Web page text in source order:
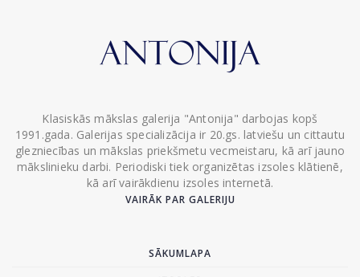
Klasiskās mākslas galerija "Antonija" darbojas kopš
1991.gada. Galerijas specializācija ir 20.gs. latviešu un cittautu
glezniecības un mākslas priekšmetu vecmeistaru, kā arī jauno
mākslinieku darbi. Periodiski tiek organizētas izsoles klātienē,
kā arī vairākdienu izsoles internetā.
VAIRĀK PAR GALERIJU
SĀKUMLAPA